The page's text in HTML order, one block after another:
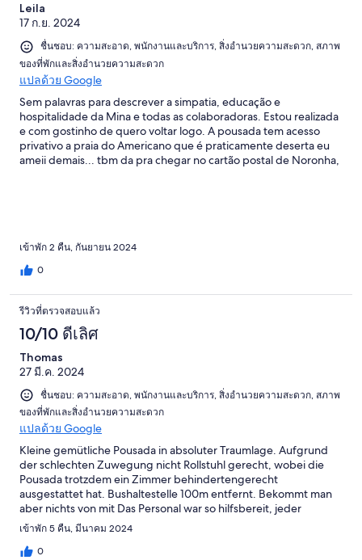
Leila
17 ก.ย. 2024
ชื่นชอบ: ความสะอาด, พนักงานและบริการ, สิ่งอำนวยความสะดวก, สภาพ
ของที่พักและสิ่งอำนวยความสะดวก
แปลด้วย Google
Sem palavras para descrever a simpatia, educação e
hospitalidade da Mina e todas as colaboradoras. Estou realizada
e com gostinho de quero voltar logo. A pousada tem acesso
privativo a praia do Americano que é praticamente deserta eu
ameii demais... tbm da pra chegar no cartão postal de Noronha,
เข้าพัก 2 คืน, กันยายน 2024
0
รีวิวที่ตรวจสอบแล้ว
10/10 ดีเลิศ
Thomas
27 มี.ค. 2024
ชื่นชอบ: ความสะอาด, พนักงานและบริการ, สิ่งอำนวยความสะดวก, สภาพ
ของที่พักและสิ่งอำนวยความสะดวก
แปลด้วย Google
Kleine gemütliche Pousada in absoluter Traumlage. Aufgrund
der schlechten Zuwegung nicht Rollstuhl gerecht, wobei die
Pousada trotzdem ein Zimmer behindertengerecht
ausgestattet hat. Bushaltestelle 100m entfernt. Bekommt man
aber nichts von mit Das Personal war so hilfsbereit, jeder
Wunsch wurde sofort erfüllt. Das Zimmer mit Meerblick vom
Bett aus war geräumig, das Bad klasse. Es gab sehr gute
Pflegeprodukte. Nachmittags gab es kostenlos Kuchen, Kaffee
เข้าพัก 5 คืน, มีนาคม 2024
0